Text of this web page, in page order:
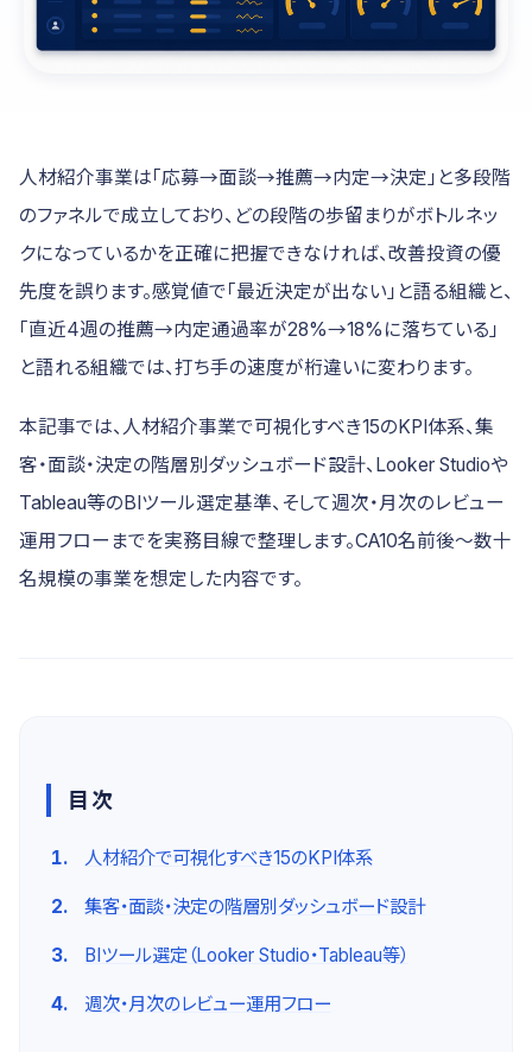
人材紹介事業は「応募→面談→推薦→内定→決定」と多段階
のファネルで成立しており、どの段階の歩留まりがボトルネッ
クになっているかを正確に把握できなければ、改善投資の優
先度を誤ります。感覚値で「最近決定が出ない」と語る組織と、
「直近4週の推薦→内定通過率が28%→18%に落ちている」
と語れる組織では、打ち手の速度が桁違いに変わります。
本記事では、人材紹介事業で可視化すべき15のKPI体系、集
客・面談・決定の階層別ダッシュボード設計、Looker Studioや
Tableau等のBIツール選定基準、そして週次・月次のレビュー
運用フローまでを実務目線で整理します。CA10名前後〜数十
名規模の事業を想定した内容です。
目次
人材紹介で可視化すべき15のKPI体系
集客・面談・決定の階層別ダッシュボード設計
BIツール選定（Looker Studio・Tableau等）
週次・月次のレビュー運用フロー